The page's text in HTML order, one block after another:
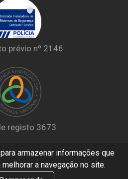
armazenar informações que
a navegação no site.
prévio nº 2146
registo 3673